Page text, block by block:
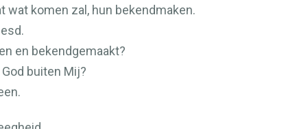
wat komen zal, hun bekendmaken.
en bekendgemaakt?
buiten Mij?